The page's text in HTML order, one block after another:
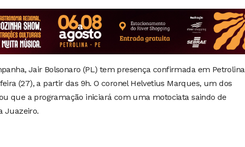
Jair Bolsonaro (PL) tem presença confirmada em Petrolina
(27), a partir das 9h. O coronel Helvetius Marques, um dos
que a programação iniciará com uma motociata saindo de
Juazeiro.